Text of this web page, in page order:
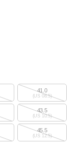
41.0
(US 08.5)
43.5
(US 10.5)
45.5
(US 12.5)